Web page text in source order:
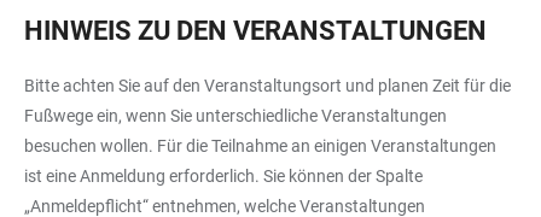
HINWEIS ZU DEN VERANSTALTUNGEN
Bitte achten Sie auf den Veranstaltungsort und planen Zeit für die
Fußwege ein, wenn Sie unterschiedliche Veranstaltungen
besuchen wollen. Für die Teilnahme an einigen Veranstaltungen
ist eine Anmeldung erforderlich. Sie können der Spalte
„Anmeldepflicht“ entnehmen, welche Veranstaltungen